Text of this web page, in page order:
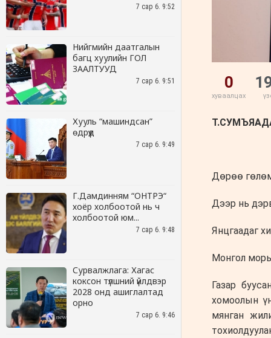
7 сар 6. 9:52
Нийгмийн даатгалын
багц хуулийн ГОЛ
ЗААЛТУУД
7 сар 6. 9:51
Хууль “машиндсан”
өдрүүд
7 сар 6. 9:49
Г.Дамдинням “ОНТРЭ“
хоёр холбоотой нь ч
холбоотой юм...
7 сар 6. 9:48
Сурвалжлага: Хагас
коксон түлшний үйлдвэр
2028 онд ашиглалтад
орно
7 сар 6. 9:46